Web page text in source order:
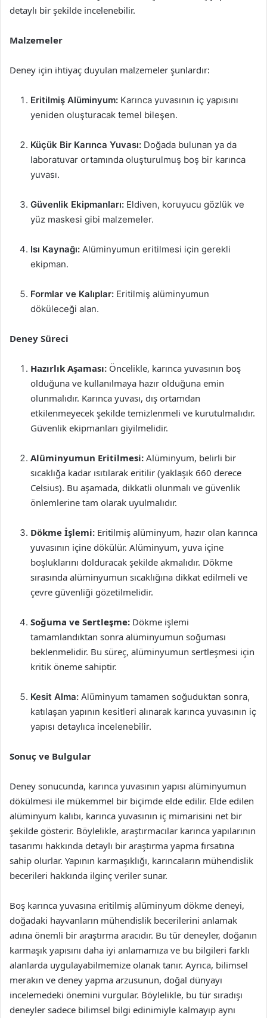
detaylı bir şekilde incelenebilir.
Malzemeler
Deney için ihtiyaç duyulan malzemeler şunlardır:
Eritilmiş Alüminyum: Karınca yuvasının iç yapısını
yeniden oluşturacak temel bileşen.
Küçük Bir Karınca Yuvası: Doğada bulunan ya da
laboratuvar ortamında oluşturulmuş boş bir karınca
yuvası.
Güvenlik Ekipmanları: Eldiven, koruyucu gözlük ve
yüz maskesi gibi malzemeler.
Isı Kaynağı: Alüminyumun eritilmesi için gerekli
ekipman.
Formlar ve Kalıplar: Eritilmiş alüminyumun
döküleceği alan.
Deney Süreci
Hazırlık Aşaması: Öncelikle, karınca yuvasının boş
olduğuna ve kullanılmaya hazır olduğuna emin
olunmalıdır. Karınca yuvası, dış ortamdan
etkilenmeyecek şekilde temizlenmeli ve kurutulmalıdır.
Güvenlik ekipmanları giyilmelidir.
Alüminyumun Eritilmesi: Alüminyum, belirli bir
sıcaklığa kadar ısıtılarak eritilir (yaklaşık 660 derece
Celsius). Bu aşamada, dikkatli olunmalı ve güvenlik
önlemlerine tam olarak uyulmalıdır.
Dökme İşlemi: Eritilmiş alüminyum, hazır olan karınca
yuvasının içine dökülür. Alüminyum, yuva içine
boşluklarını dolduracak şekilde akmalıdır. Dökme
sırasında alüminyumun sıcaklığına dikkat edilmeli ve
çevre güvenliği gözetilmelidir.
Soğuma ve Sertleşme: Dökme işlemi
tamamlandıktan sonra alüminyumun soğuması
beklenmelidir. Bu süreç, alüminyumun sertleşmesi için
kritik öneme sahiptir.
Kesit Alma: Alüminyum tamamen soğuduktan sonra,
katılaşan yapının kesitleri alınarak karınca yuvasının iç
yapısı detaylıca incelenebilir.
Sonuç ve Bulgular
Deney sonucunda, karınca yuvasının yapısı alüminyumun
dökülmesi ile mükemmel bir biçimde elde edilir. Elde edilen
alüminyum kalıbı, karınca yuvasının iç mimarisini net bir
şekilde gösterir. Böylelikle, araştırmacılar karınca yapılarının
tasarımı hakkında detaylı bir araştırma yapma fırsatına
sahip olurlar. Yapının karmaşıklığı, karıncaların mühendislik
becerileri hakkında ilginç veriler sunar.
Boş karınca yuvasına eritilmiş alüminyum dökme deneyi,
doğadaki hayvanların mühendislik becerilerini anlamak
adına önemli bir araştırma aracıdır. Bu tür deneyler, doğanın
karmaşık yapısını daha iyi anlamamıza ve bu bilgileri farklı
alanlarda uygulayabilmemize olanak tanır. Ayrıca, bilimsel
merakın ve deney yapma arzusunun, doğal dünyayı
incelemedeki önemini vurgular. Böylelikle, bu tür sıradışı
deneyler sadece bilimsel bilgi edinimiyle kalmayıp aynı